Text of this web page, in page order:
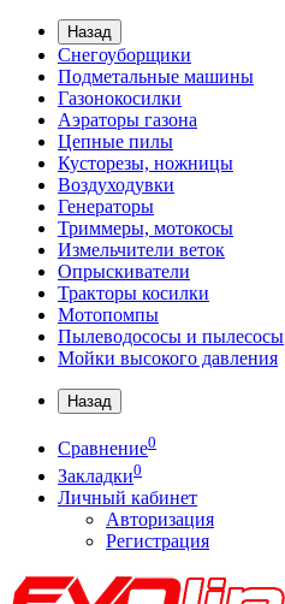
Назад
Снегоуборщики
Подметальные машины
Газонокосилки
Аэраторы газона
Цепные пилы
Кусторезы, ножницы
Воздуходувки
Генераторы
Триммеры, мотокосы
Измельчители веток
Опрыскиватели
Тракторы косилки
Мотопомпы
Пылеводососы и пылесосы
Мойки высокого давления
Назад
Сравнение0
Закладки0
Личный кабинет
Авторизация
Регистрация